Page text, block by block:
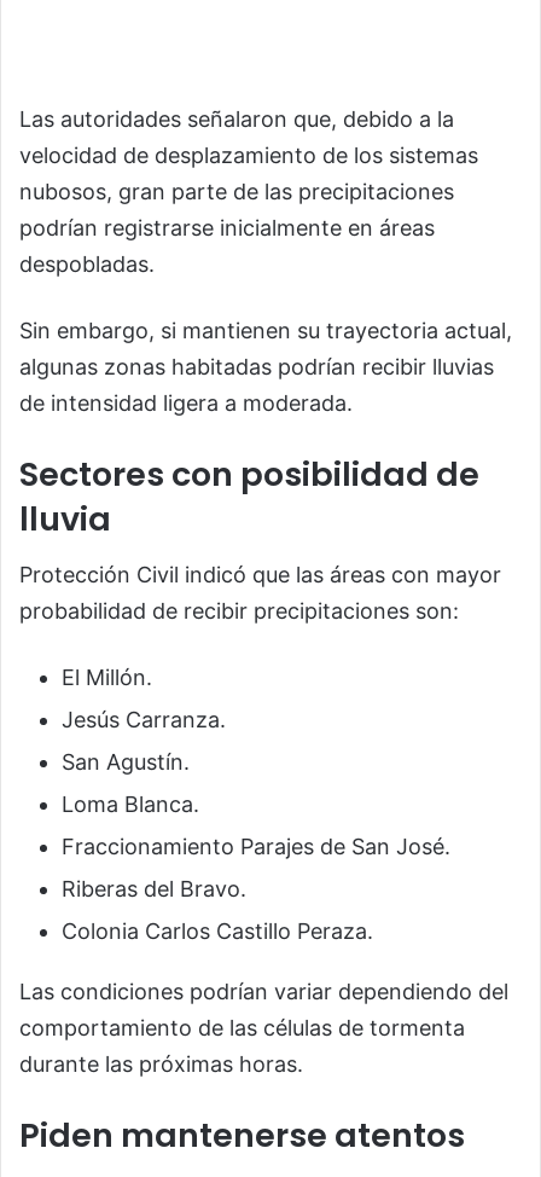
Las autoridades señalaron que, debido a la
velocidad de desplazamiento de los sistemas
nubosos, gran parte de las precipitaciones
podrían registrarse inicialmente en áreas
despobladas.
Sin embargo, si mantienen su trayectoria actual,
algunas zonas habitadas podrían recibir lluvias
de intensidad ligera a moderada.
Sectores con posibilidad de
lluvia
Protección Civil indicó que las áreas con mayor
probabilidad de recibir precipitaciones son:
El Millón.
Jesús Carranza.
San Agustín.
Loma Blanca.
Fraccionamiento Parajes de San José.
Riberas del Bravo.
Colonia Carlos Castillo Peraza.
Las condiciones podrían variar dependiendo del
comportamiento de las células de tormenta
durante las próximas horas.
Piden mantenerse atentos